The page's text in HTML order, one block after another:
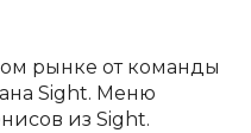
рынке от команды
Sight. Меню
из Sight.